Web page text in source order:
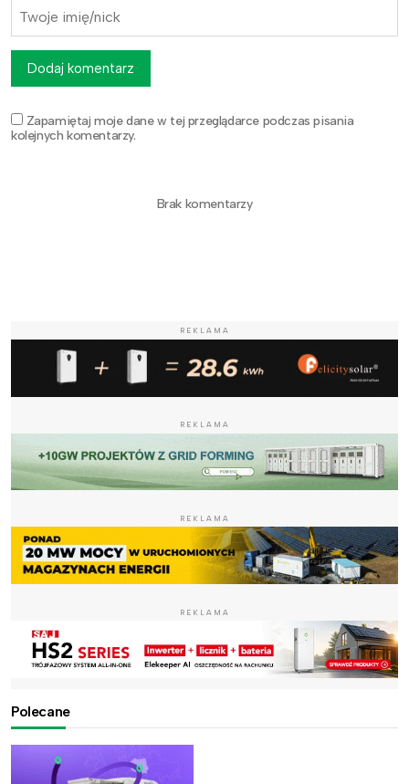
Zapamiętaj moje dane w tej przeglądarce podczas pisania
kolejnych komentarzy.
Dodaj komentarz
Brak komentarzy
REKLAMA
REKLAMA
REKLAMA
REKLAMA
Polecane